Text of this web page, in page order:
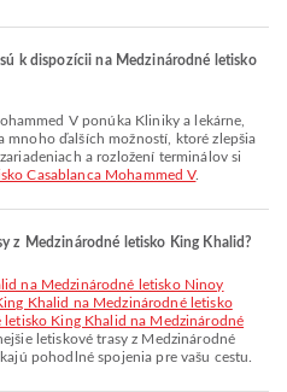
k dispozícii na Medzinárodné letisko
mnoho ďalších možností, ktoré zlepšia
a rozložení terminálov si
Casablanca Mohammed V.
z Medzinárodné letisko King Khalid?
Khalid na Medzinárodné letisko
letisko King Khalid na Medzinárodné
letiskové trasy z Medzinárodné
pohodlné spojenia pre vašu cestu.